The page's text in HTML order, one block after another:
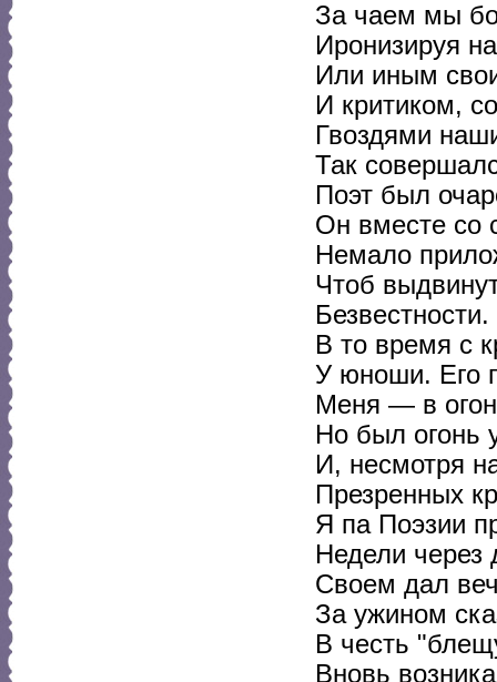
За чаем мы
Иронизируя
Или иным
И критиком,
Гвоздями
Так
Поэт был
Он вместе со
Немало
Чтоб
В то время с
У юноши. Его
Меня — в
Но был огонь
И, несмотря
Презренных
Я па Поэзии
Недели через
Своем дал
За ужином
В честь
Вновь